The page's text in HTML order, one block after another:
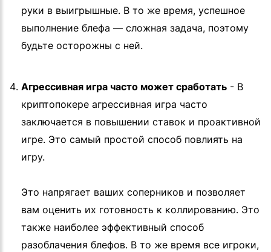
руки в выигрышные. В то же время, успешное
выполнение блефа — сложная задача, поэтому
будьте осторожны с ней.
Агрессивная игра часто может сработать - В
криптопокере агрессивная игра часто
заключается в повышении ставок и проактивной
игре. Это самый простой способ повлиять на
игру.
Это напрягает ваших соперников и позволяет
вам оценить их готовность к коллированию. Это
также наиболее эффективный способ
разоблачения блефов. В то же время все игроки,